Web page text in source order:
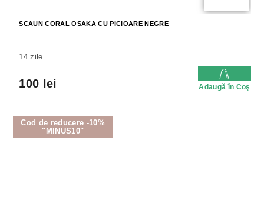
SCAUN CORAL OSAKA CU PICIOARE NEGRE
14 zile
100 lei Adaugă în Coş
Cod de reducere -10%
"MINUS10"